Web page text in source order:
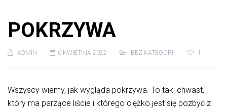
POKRZYWA
ADMIN 6 KWIETNIA 2022 BEZ KATEGORII 1
Wszyscy wiemy, jak wygląda pokrzywa. To taki chwast,
który ma parzące liście i którego ciężko jest się pozbyć z